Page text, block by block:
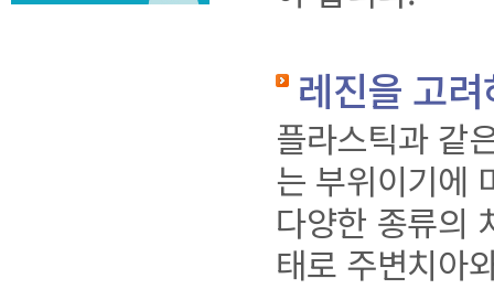
레진을 고
플라스틱과 같
는 부위이기에
다양한 종류의
태로 주변치아